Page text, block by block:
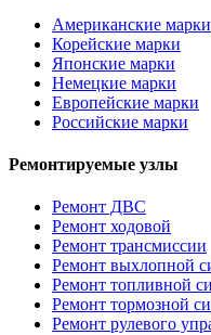
Американские марки
Корейские марки
Японские марки
Немецкие марки
Европейские марки
Российские марки
Ремонтируемые узлы
Ремонт ДВС
Ремонт ходовой
Ремонт трансмиссии
Ремонт выхлопной
Ремонт топливной
Ремонт тормозной
Ремонт рулевого